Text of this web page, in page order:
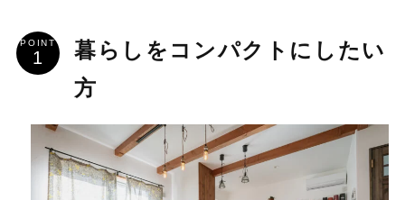
POINT
暮らしをコンパクトにしたい
方